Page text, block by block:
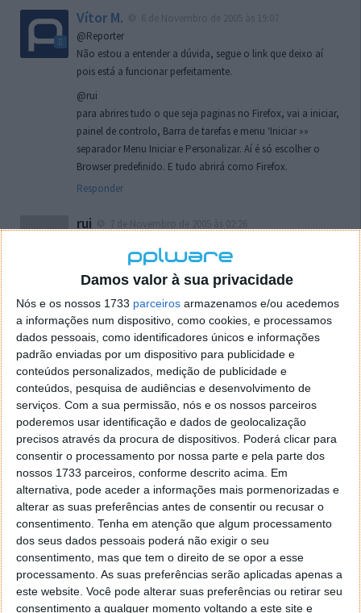
Damos valor à sua privacidade
Nós e os nossos 1733 parceiros armazenamos e/ou acedemos
a informações num dispositivo, como cookies, e processamos
dados pessoais, como identificadores únicos e informações
padrão enviadas por um dispositivo para publicidade e
conteúdos personalizados, medição de publicidade e
conteúdos, pesquisa de audiências e desenvolvimento de
serviços. Com a sua permissão, nós e os nossos parceiros
poderemos usar identificação e dados de geolocalização
precisos através da procura de dispositivos. Poderá clicar para
consentir o processamento por nossa parte e pela parte dos
nossos 1733 parceiros, conforme descrito acima. Em
alternativa, pode aceder a informações mais pormenorizadas e
alterar as suas preferências antes de consentir ou recusar o
consentimento. Tenha em atenção que algum processamento
dos seus dados pessoais poderá não exigir o seu
consentimento, mas que tem o direito de se opor a esse
processamento. As suas preferências serão aplicadas apenas a
este website. Você pode alterar suas preferências ou retirar seu
consentimento a qualquer momento voltando a este site e
Vítor M.
@Reporter
Não estou a entender a dúvida, segue o link que deixo aí
pois está a funcionar perfeitamente.
@rui
para abrires tudo o que seja paginas no Firefox, vai a iniciar,
painel de controlo, Barra de tarefas e menu ‘Iniciar »»
separador Menu Iniciar e Personalizar. Aí é só escolher o
Browser predefinido. E tudo abrirá como Firefox.
Responder
rui
localizaçao referida n se encontra la nada k me permita por
o firefox como browser predefenido
Ja percorri o painel
tentei apagar o explorer na tentativa de forçar o uso do
firefox mas em vao. Kaso te lembres de outra dica fico
agradecido, caso contrario obrigado a mesma
Responder
Vítor M.
7 de Novembro de 2005 às 01:39
@Reporter
Desculpa mas o link funciona. Seja como for segue por mail
o MSn Messenger 8.
Responder
Vítor M.
@Rui
Tens de encontrar o que te falei. Faz da seguinte maneira,
janela iniciar e no topo dessa janela com o botão direito do
rato faz propriedades. Depois no separador Menu ‘Iniciar’
clica no botão ‘Personalizar’ aí encontrarás no separador